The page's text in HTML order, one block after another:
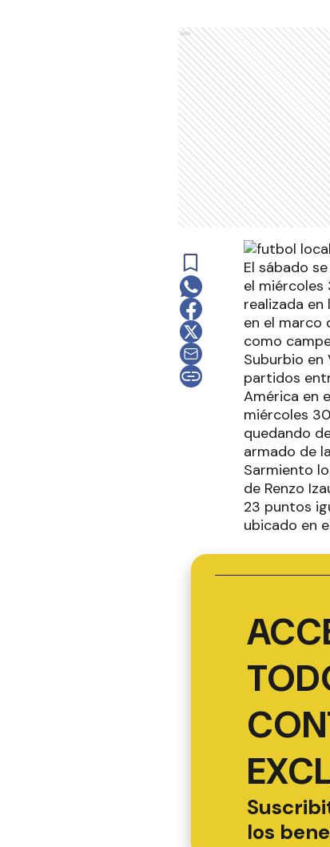
Ads
El sábado
el miércoles
realizada
en el marco
como
Suburbio en
partidos
América en
miércoles
quedando
armado de
Sarmiento
de Renzo
23 puntos
ubicado en
los